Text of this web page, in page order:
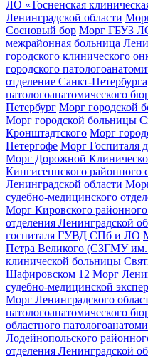
ЛО «Тосненская
Ленинградской области
Сосновый бор Морг ГБУЗ
межрайонная больница
городского клинического
городского
отделение Санкт-Петербурга
патологоанатомического
Петербург Морг городской
Морг городской больницы
Кронштадтского Морг
Петергофе Морг Госпиталя
Морг Дорожной
Кингисеппского районного
Ленинградской области
судебно-медицинского
Морг Кировского
отделения Ленинградской
госпиталя ГУВД СПб и ЛО
Петра Великого (СЗГМУ
клинической больницы
Шафировском 12 Морг
судебно-медицинской
Морг Ленинградского
патологоанатомического
областного
Лодейнопольского
отделения Ленинградской